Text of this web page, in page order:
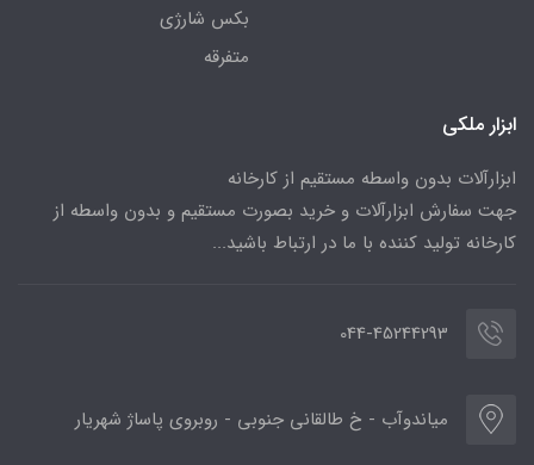
بکس شارژی
متفرقه
ابزار ملکی
ابزارآلات بدون واسطه مستقیم از کارخانه
جهت سفارش ابزارآلات و خرید بصورت مستقیم و بدون واسطه از
کارخانه تولید کننده با ما در ارتباط باشید...
044-45244293
میاندوآب - خ طالقانی جنوبی - روبروی پاساژ شهریار